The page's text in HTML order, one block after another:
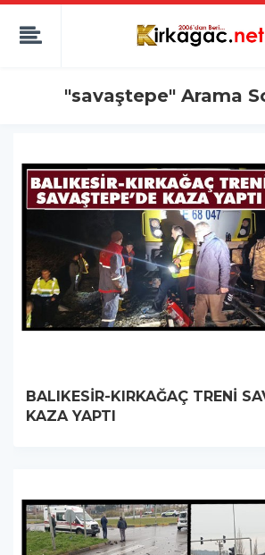
"savaştepe" Arama
BALIKESİR-KIRKAĞAÇ TRENİ
KAZA YAPTI